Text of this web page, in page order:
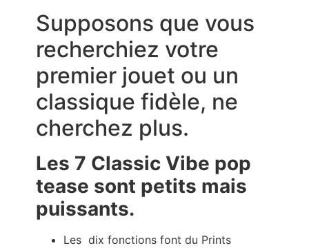
Supposons que vous
recherchiez votre
premier jouet ou un
classique fidèle, ne
cherchez plus.
Les 7 Classic Vibe pop
tease sont petits mais
puissants.
Les dix fonctions font du Prints